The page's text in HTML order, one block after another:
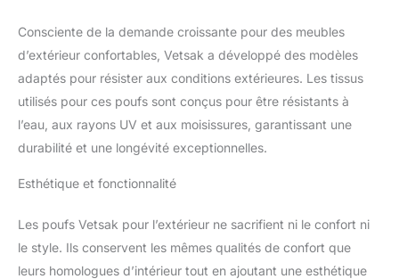
Consciente de la demande croissante pour des meubles
d’extérieur confortables, Vetsak a développé des modèles
adaptés pour résister aux conditions extérieures. Les tissus
utilisés pour ces poufs sont conçus pour être résistants à
l’eau, aux rayons UV et aux moisissures, garantissant une
durabilité et une longévité exceptionnelles.
Esthétique et fonctionnalité
Les poufs Vetsak pour l’extérieur ne sacrifient ni le confort ni
le style. Ils conservent les mêmes qualités de confort que
leurs homologues d’intérieur tout en ajoutant une esthétique